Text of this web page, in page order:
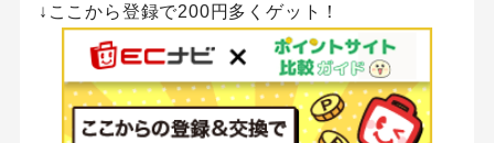
↓ここから登録で200円多くゲット！